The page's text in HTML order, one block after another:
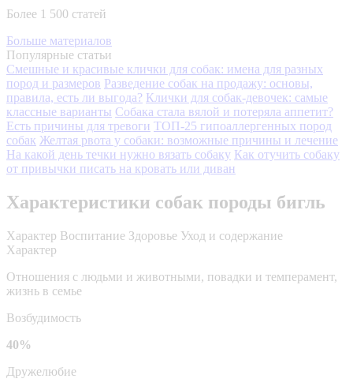
Более 1 500 статей
Больше материалов
Популярные статьи
Смешные и красивые клички для собак: имена для разных
пород и размеров Разведение собак на продажу: основы,
правила, есть ли выгода? Клички для собак-девочек: самые
классные варианты Собака стала вялой и потеряла аппетит?
Есть причины для тревоги ТОП-25 гипоаллергенных пород
собак Желтая рвота у собаки: возможные причины и лечение
На какой день течки нужно вязать собаку Как отучить собаку
от привычки писать на кровать или диван
Характеристики собак породы бигль
Характер Воспитание Здоровье Уход и содержание
Характер
Отношения с людьми и животными, повадки и темперамент,
жизнь в семье
Возбудимость
40%
Дружелюбие